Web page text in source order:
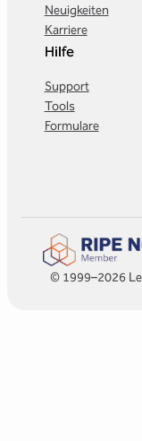
Neuigkeiten
Karriere
Hilfe
Support
Tools
Formulare
© 1999–2026